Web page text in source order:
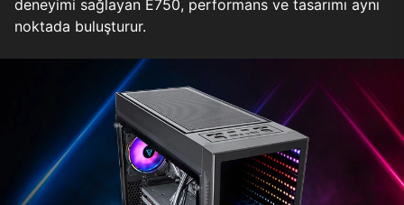
deneyimi sağlayan E750, performans ve tasarımı aynı
noktada buluşturur.